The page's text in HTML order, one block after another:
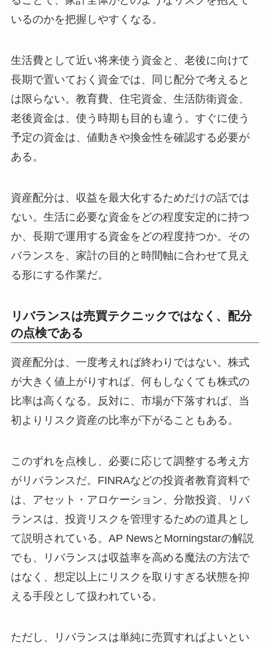
いるのかを把握しやすくなる。
生活費として近い将来使う資金と、老後に向けて
長期で置いておく資金では、同じ配分で考えると
は限らない。教育費、住宅資金、生活防衛資金、
老後資金は、使う時期も目的も違う。すぐに使う
予定の資金は、値動きや換金性を確認する必要が
ある。
資産配分は、収益を最大化するためだけの話では
ない。生活に必要な資金をどの程度安定的に持つ
か、長期で運用する資金をどの程度持つか。その
バランスを、家計の目的と時間軸に合わせて見え
る形にする作業だ。
リバランスは売買テクニックではなく、配分
の点検である
資産配分は、一度考えれば終わりではない。株式
が大きく値上がりすれば、何もしなくても株式の
比率は高くなる。反対に、市場が下落すれば、当
初よりリスク資産の比率が下がることもある。
このずれを点検し、必要に応じて調整する考え方
がリバランスだ。FINRAなどの投資者教育資料で
は、アセット・アロケーション、分散投資、リバ
ランスは、投資リスクを管理するための道具とし
て説明されている。AP NewsとMorningstarの解説
でも、リバランスは収益率を高める魔法の方法で
はなく、想定以上にリスクを取りすぎる状態を抑
える手段として扱われている。
ただし、リバランスは単純に売買すればよいとい